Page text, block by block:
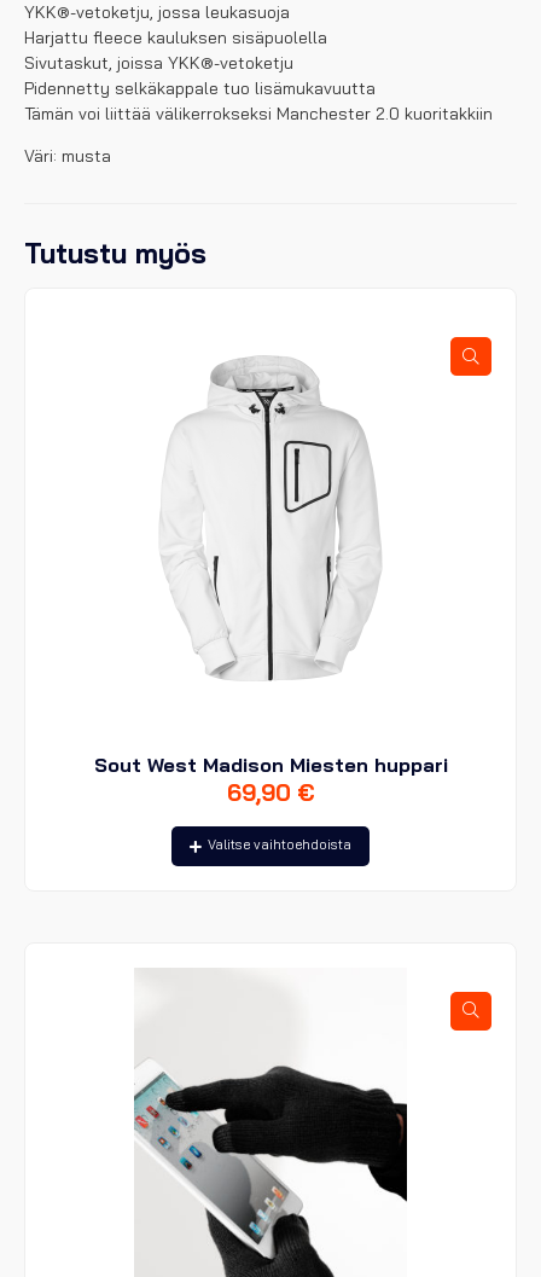
YKK®-vetoketju, jossa leukasuoja
Harjattu fleece kauluksen sisäpuolella
Sivutaskut, joissa YKK®-vetoketju
Pidennetty selkäkappale tuo lisämukavuutta
Tämän voi liittää välikerrokseksi Manchester 2.0 kuoritakkiin
Väri: musta
Tutustu myös
Sout West Madison Miesten huppari
69,90 €
Valitse vaihtoehdoista
Tällä
tuotteella